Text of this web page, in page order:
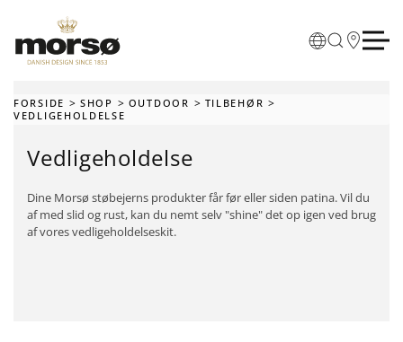
Skip to main content
FORSIDE SHOP OUTDOOR
TILBEHØR
VEDLIGEHOLDELSE
Vedligeholdelse
Dine Morsø støbejerns produkter får før eller siden patina. Vil du
af med slid og rust, kan du nemt selv "shine" det op igen ved brug
af vores vedligeholdelseskit.